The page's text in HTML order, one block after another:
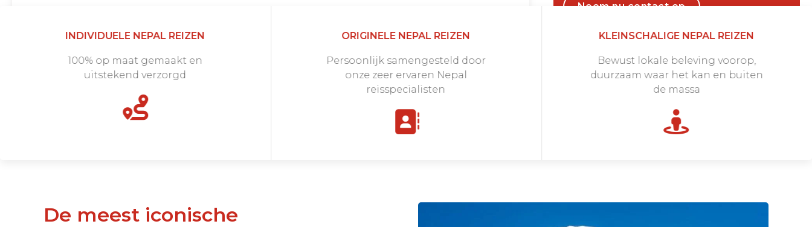
Neem nu contact op
INDIVIDUELE NEPAL REIZEN
100% op maat gemaakt en
uitstekend verzorgd
ORIGINELE NEPAL REIZEN
Persoonlijk samengesteld door
onze zeer ervaren Nepal
reisspecialisten
KLEINSCHALIGE NEPAL REIZEN
Bewust lokale beleving voorop,
duurzaam waar het kan en buiten
de massa
De meest iconische